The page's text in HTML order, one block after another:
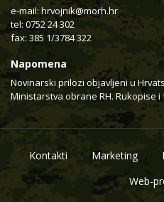
e-mail: hrvojnik@morh.hr
tel: 0752 24 302
fax: 385 1/3784 322
Napomena
Novinarski prilozi objavljeni u
Ministarstva obrane RH. Rukopise
Kontakti Marketing
Web-